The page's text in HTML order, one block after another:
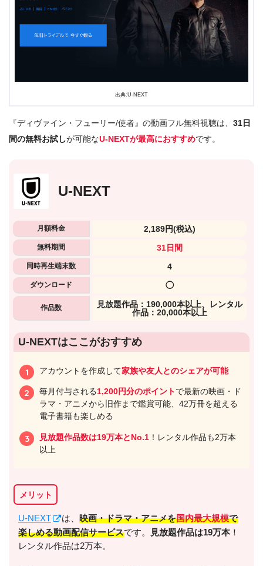
出典:U-NEXT
『ディヴァイン・フューリー/使者』の動画フル無料視聴は、 31日
間の無料お試しが可能なU-NEXTが最高におすすめです。
U-NEXT
月額料金 2,189円(税込)
無料期間 31日間
同時再生端末数 4
ダウンロード ◯
作品数
⾒放題作品：190,000本以上、レンタル
作品：20,000本以上
U-NEXTはここがおすすめ
アカウントを作成して家族や友人とのシェアが可能
毎月付与される1,200円分のポイントで最新の映画・ド
ラマ・アニメから旧作まで鑑賞可能、42万冊を超える
電子書籍も楽しめる
見放題作品数は19万本とNo.1 ！レンタル作品も2万本
以上
メリット
U-NEXT は、 映画・ドラマ・アニメを国内最大規模で
楽しめる動画配信サービスです。 見放題作品は19万本 ！
レンタル作品は2万本。